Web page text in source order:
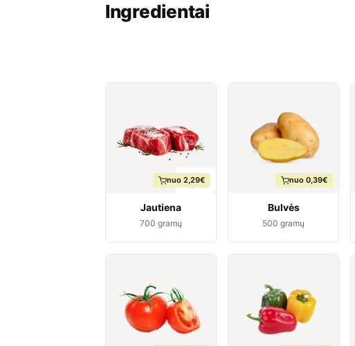
Ingredientai
nuo 2,29€
Jautiena
700 gramų
nuo 0,39€
Bulvės
500 gramų